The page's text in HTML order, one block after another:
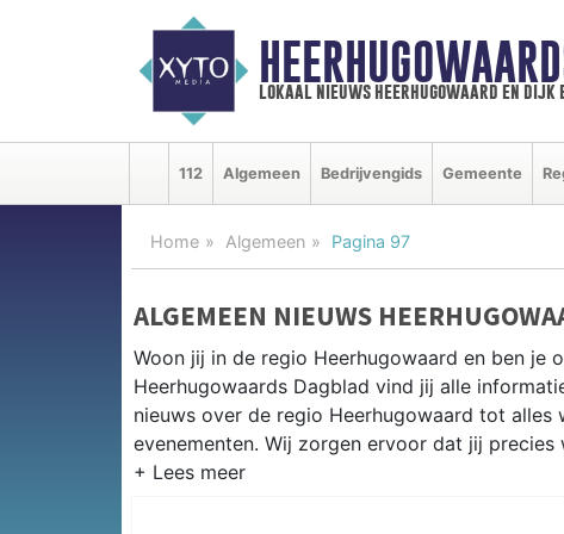
lokaal nieuws heerhugowaard en dijk
112 Algemeen Bedrijvengids Gemeente
Home Algemeen Pagina 97
ALGEMEEN NIEUWS
Woon jij in de regio Heerhugowaard en ben je
Heerhugowaards Dagblad vind jij alle
nieuws over de regio Heerhugowaard tot
evenementen. Wij zorgen ervoor dat jij
ALGEMEEN NIEUWS EN